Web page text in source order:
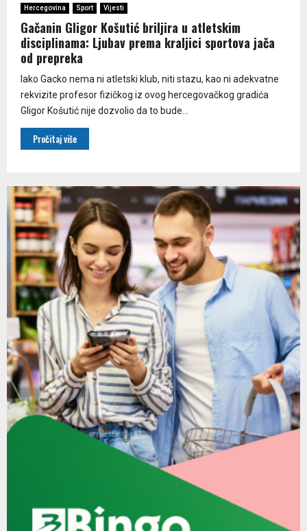
Hercegovina Sport Vijesti
Gačanin Gligor Košutić briljira u atletskim
disciplinama: Ljubav prema kraljici sportova jača
od prepreka
Iako Gacko nema ni atletski klub, niti stazu, kao ni adekvatne
rekvizite profesor fizičkog iz ovog hercegovačkog gradića
Gligor Košutić nije dozvolio da to bude...
Pročitaj više